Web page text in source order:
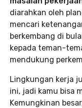
diarahkan oleh
mencari
berkembang di
kepada teman-
mendukung
Lingkungan kerja
ini, jadi kamu bisa
Kemungkinan